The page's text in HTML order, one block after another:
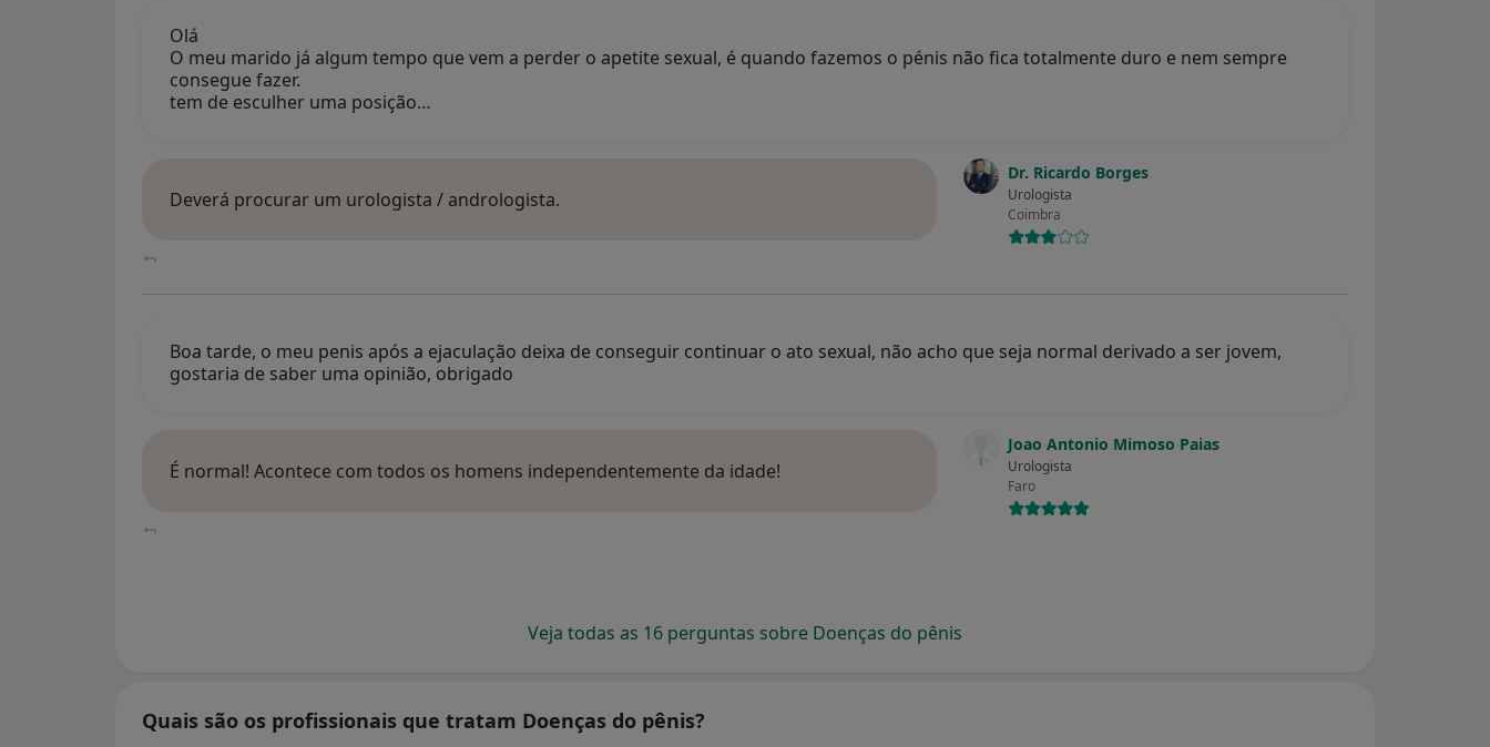
Olá
O meu marido já algum tempo que vem a perder o apetite sexual, é quando fazemos o pénis não fica totalmente duro e nem sempre
consegue fazer.
tem de esculher uma posição…
Dr. Ricardo Borges
Urologista
Coimbra
Deverá procurar um urologista / andrologista.
Boa tarde, o meu penis após a ejaculação deixa de conseguir continuar o ato sexual, não acho que seja normal derivado a ser jovem,
gostaria de saber uma opinião, obrigado
Joao Antonio Mimoso Paias
Urologista
Faro
É normal! Acontece com todos os homens independentemente da idade!
Veja todas as 16 perguntas sobre Doenças do pênis
Quais são os profissionais que tratam Doenças do pênis?